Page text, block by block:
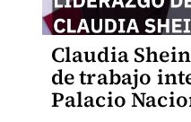
Claudia
de trabajo
Palacio